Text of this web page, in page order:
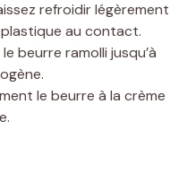
refroidir légèrement
au contact.
beurre ramolli jusqu’à
le beurre à la crème